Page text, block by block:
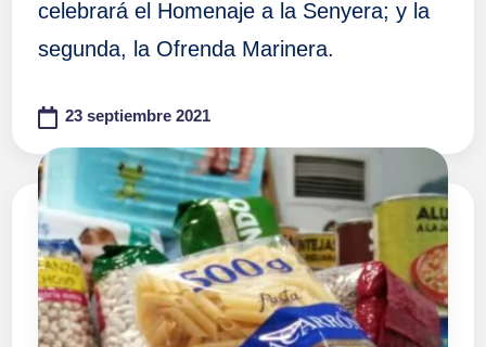
celebrará el Homenaje a la Senyera; y la
segunda, la Ofrenda Marinera.
23 septiembre 2021